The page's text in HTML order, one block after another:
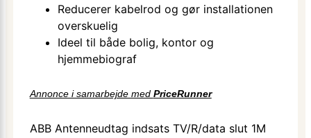
Reducerer kabelrod og gør installationen
overskuelig
Ideel til både bolig, kontor og
hjemmebiograf
Annonce i samarbejde med PriceRunner
ABB Antenneudtag indsats TV/R/data slut 1M